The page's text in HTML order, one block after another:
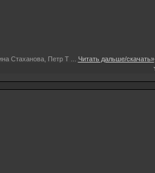
Стаханова, Петр Т Читать дальше/скачать»